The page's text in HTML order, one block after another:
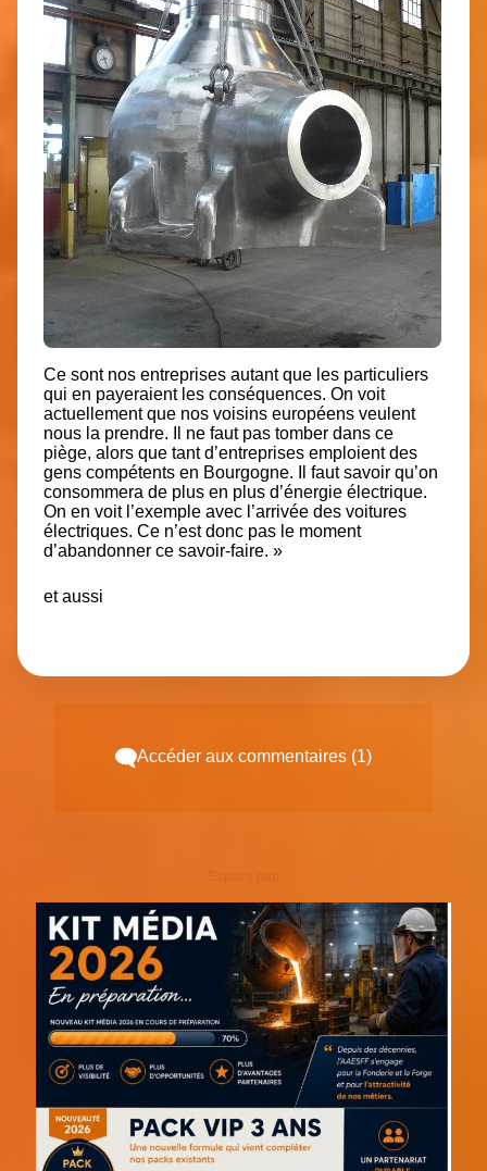
Ce sont nos entreprises autant que les particuliers
qui en payeraient les conséquences. On voit
actuellement que nos voisins européens veulent
nous la prendre. Il ne faut pas tomber dans ce
piège, alors que tant d’entreprises emploient des
gens compétents en Bourgogne. Il faut savoir qu’on
consommera de plus en plus d’énergie électrique.
On en voit l’exemple avec l’arrivée des voitures
électriques. Ce n’est donc pas le moment
d’abandonner ce savoir-faire. »
et aussi
Accéder aux commentaires (1)